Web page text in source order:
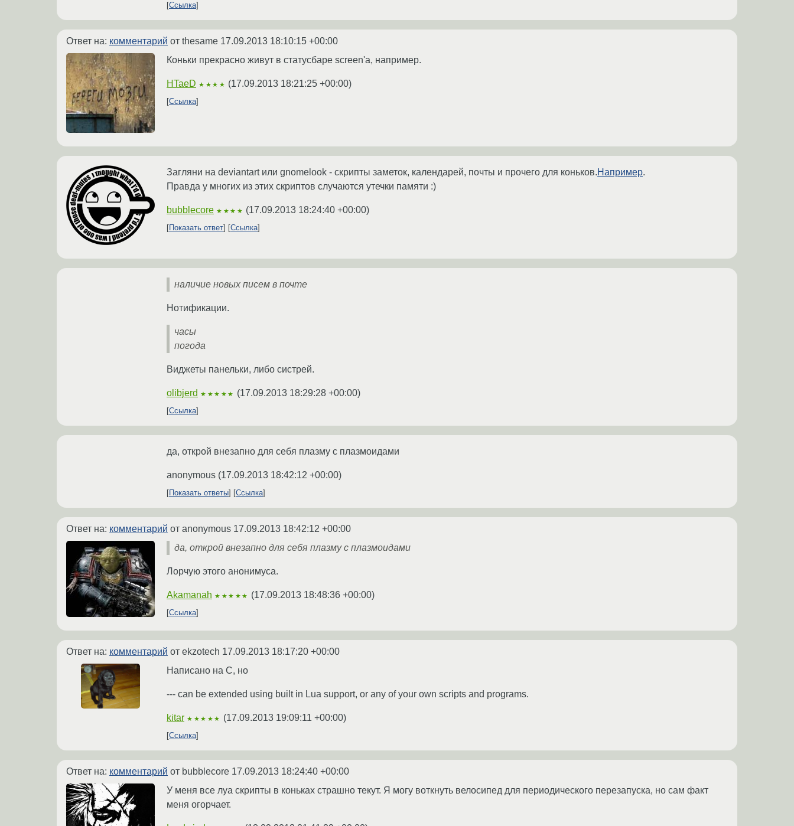
Ссылка
Ответ на: комментарий от thesame 17.09.2013 18:10:15 +00:00
Коньки прекрасно живут в статусбаре screen'а, например.
HTaeD ★★★★ (17.09.2013 18:21:25 +00:00)
Ссылка
Загляни на deviantart или gnomelook - скрипты заметок, календарей, почты и прочего для коньков.Например.
Правда у многих из этих скриптов случаются утечки памяти :)
bubblecore ★★★★ (17.09.2013 18:24:40 +00:00)
Показать ответ Ссылка
наличие новых писем в почте
Нотификации.
часы
погода
Виджеты панельки, либо систрей.
olibjerd ★★★★★ (17.09.2013 18:29:28 +00:00)
Ссылка
да, открой внезапно для себя плазму с плазмоидами
anonymous (17.09.2013 18:42:12 +00:00)
Показать ответы Ссылка
Ответ на: комментарий от anonymous 17.09.2013 18:42:12 +00:00
да, открой внезапно для себя плазму с плазмоидами
Лорчую этого анонимуса.
Akamanah ★★★★★ (17.09.2013 18:48:36 +00:00)
Ссылка
Ответ на: комментарий от ekzotech 17.09.2013 18:17:20 +00:00
Написано на С, но
--- can be extended using built in Lua support, or any of your own scripts and programs.
kitar ★★★★★ (17.09.2013 19:09:11 +00:00)
Ссылка
Ответ на: комментарий от bubblecore 17.09.2013 18:24:40 +00:00
У меня все луа скрипты в коньках страшно текут. Я могу воткнуть велосипед для периодического перезапуска, но сам факт
меня огорчает.